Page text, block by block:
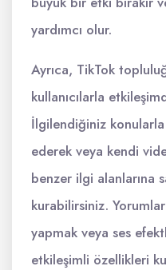
yardımcı olur.
Ayrıca, TikTok
kullanıcılarla
İlgilendiğiniz
ederek veya kendi
benzer ilgi alanlarına
kurabilirsiniz.
yapmak veya ses
etkileşimli özellikleri